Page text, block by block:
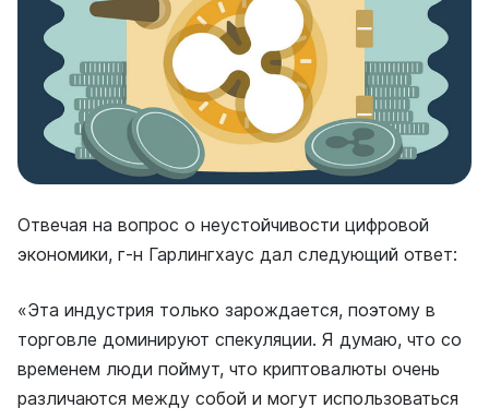
Отвечая на вопрос о неустойчивости цифровой
экономики, г-н Гарлингхаус дал следующий ответ:
«Эта индустрия только зарождается, поэтому в
торговле доминируют спекуляции. Я думаю, что со
временем люди поймут, что криптовалюты очень
различаются между собой и могут использоваться